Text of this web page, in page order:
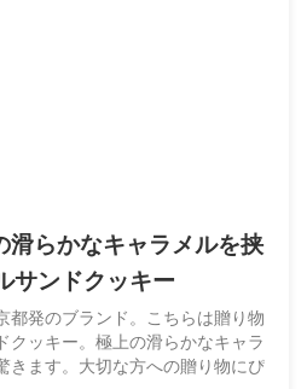
滑らかなキャラメルを挟
サンドクッキー
都発のブランド。こちらは贈り物
クッキー。極上の滑らかなキャラ
きます。大切な方への贈り物にぴ